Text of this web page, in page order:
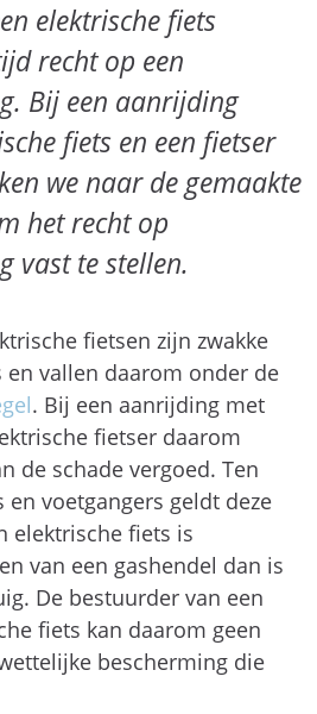
elektrische fiets
recht op een
Bij een aanrijding
fiets en een fietser
we naar de gemaakte
het recht op
vast te stellen.
fietsen zijn zwakke
en vallen daarom onder de
. Bij een aanrijding met
fietser daarom
de schade vergoed. Ten
voetgangers geldt deze
elektrische fiets is
van een gashendel dan is
De bestuurder van een
fiets kan daarom geen
bescherming die